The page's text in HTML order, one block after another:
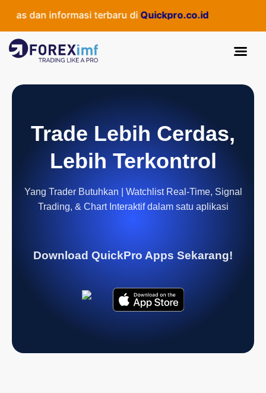
dan informasi terbaru diQuickpro.co.id
Trade Lebih Cerdas,
Lebih Terkontrol
Yang Trader Butuhkan | Watchlist Real-Time, Signal
Trading, & Chart Interaktif dalam satu aplikasi
Download QuickPro Apps Sekarang!